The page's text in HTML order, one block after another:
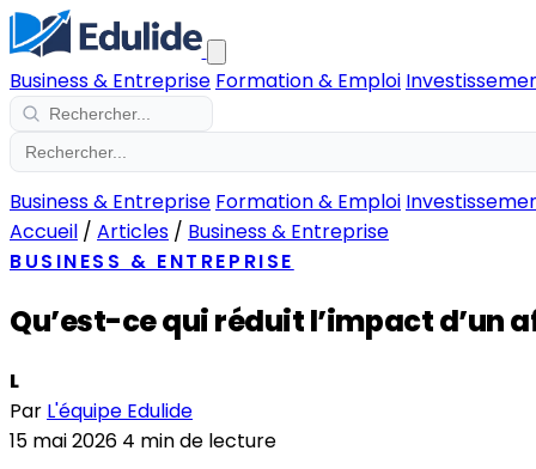
Business & Entreprise Formation & Emploi
Business & Entreprise Formation & Emploi
Accueil / Articles / Business & Entreprise
BUSINESS & ENTREPRISE
Qu’est-ce qui réduit l’impact d’un
L
Par L'équipe Edulide
15 mai 2026 4 min de lecture